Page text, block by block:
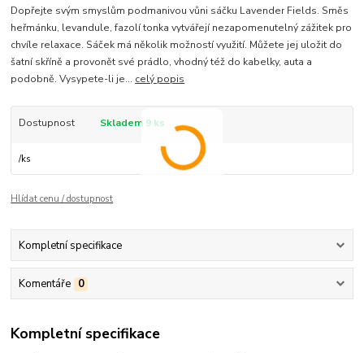
Dopřejte svým smyslům podmanivou vůni sáčku Lavender Fields. Směs
heřmánku, levandule, fazolí tonka vytvářejí nezapomenutelný zážitek pro
chvíle relaxace. Sáček má několik možností využití. Můžete jej uložit do
šatní skříně a provonět své prádlo, vhodný též do kabelky, auta a
podobně. Vysypete-li je... celý popis
Dostupnost Skladem 9 ks
/ks
Hlídat cenu / dostupnost
Kompletní specifikace
Komentáře 0
Kompletní specifikace